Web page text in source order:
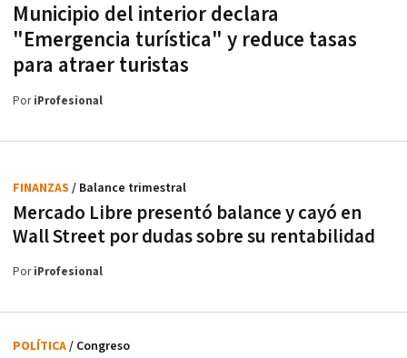
Municipio del interior declara
"Emergencia turística" y reduce tasas
para atraer turistas
PoriProfesional
Mercado Libre presentó balance y cayó en
Wall Street por dudas sobre su rentabilidad
FINANZAS / Balance trimestral
PoriProfesional
POLÍTICA/ Congreso